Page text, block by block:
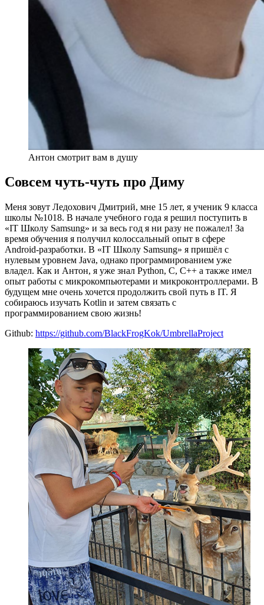
Антон смотрит вам в душу
Совсем чуть-чуть про Диму
Меня зовут Ледохович Дмитрий, мне 15 лет, я ученик 9 класса
школы №1018. В начале учебного года я решил поступить в
«IT Школу Samsung» и за весь год я ни разу не пожалел! За
время обучения я получил колоссальный опыт в сфере
Android-разработки. В «IT Школу Samsung» я пришёл с
нулевым уровнем Java, однако программированием уже
владел. Как и Антон, я уже знал Python, С, С++ а также имел
опыт работы с микрокомпьютерами и микроконтроллерами. В
будущем мне очень хочется продолжить свой путь в IT. Я
собираюсь изучать Kotlin и затем связать с
программированием свою жизнь!
Github: https://github.com/BlackFrogKok/UmbrellaProject